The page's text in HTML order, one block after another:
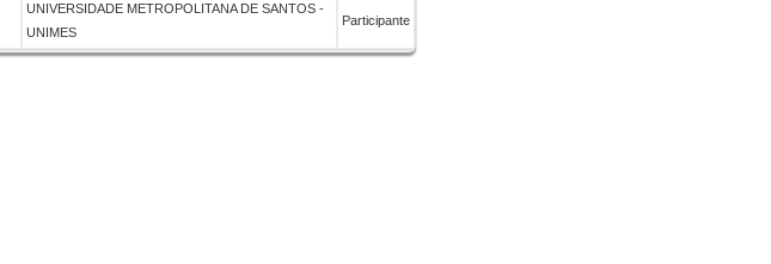
UNIVERSIDADE METROPOLITANA DE SANTOS -
UNIMES
Participante